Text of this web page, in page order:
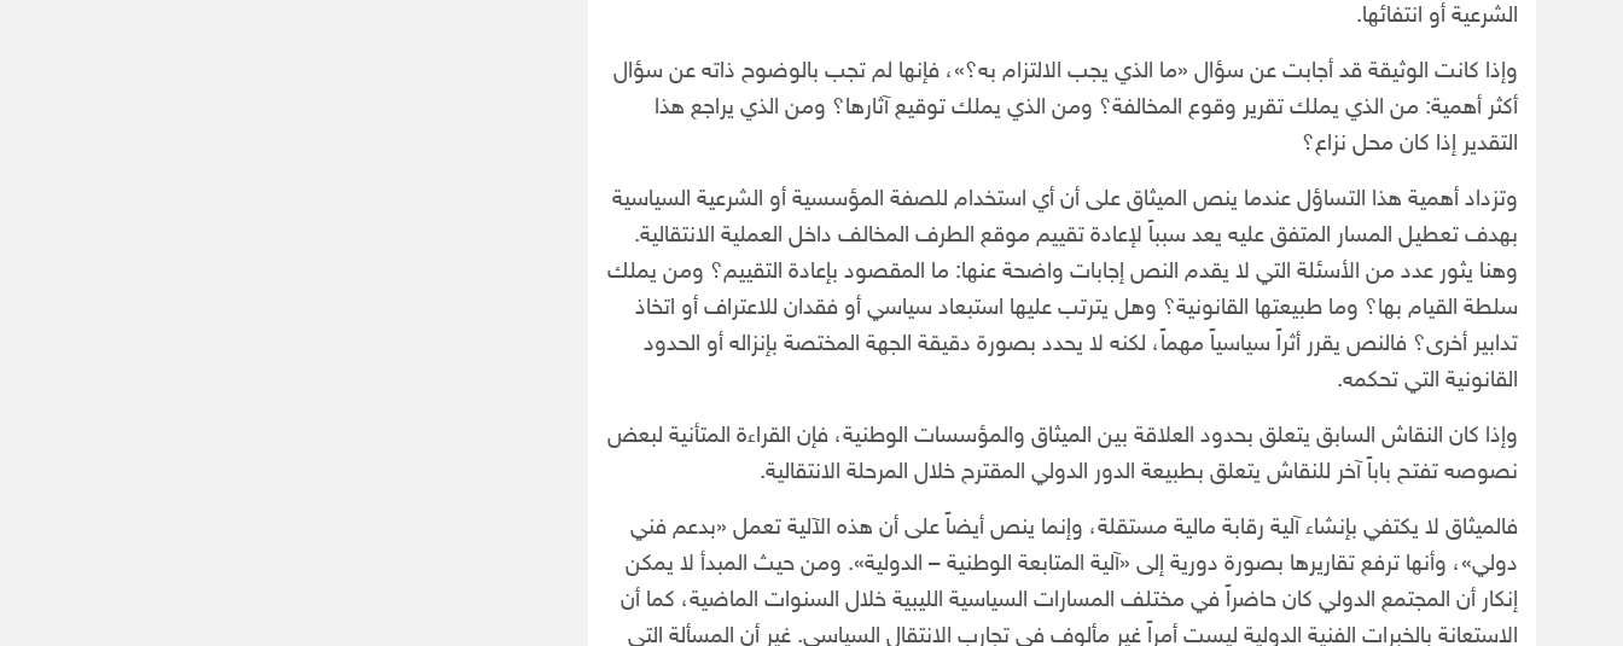
الشرعية أو انتفائها.
وإذا كانت الوثيقة قد أجابت عن سؤال «ما الذي يجب الالتزام به؟»، فإنها لم تجب بالوضوح ذاته عن سؤال
أكثر أهمية: من الذي يملك تقرير وقوع المخالفة؟ ومن الذي يملك توقيع آثارها؟ ومن الذي يراجع هذا
التقدير إذا كان محل نزاع؟
وتزداد أهمية هذا التساؤل عندما ينص الميثاق على أن أي استخدام للصفة المؤسسية أو الشرعية السياسية
بهدف تعطيل المسار المتفق عليه يعد سبباً لإعادة تقييم موقع الطرف المخالف داخل العملية الانتقالية.
وهنا يثور عدد من الأسئلة التي لا يقدم النص إجابات واضحة عنها: ما المقصود بإعادة التقييم؟ ومن يملك
سلطة القيام بها؟ وما طبيعتها القانونية؟ وهل يترتب عليها استبعاد سياسي أو فقدان للاعتراف أو اتخاذ
تدابير أخرى؟ فالنص يقرر أثراً سياسياً مهماً، لكنه لا يحدد بصورة دقيقة الجهة المختصة بإنزاله أو الحدود
القانونية التي تحكمه.
وإذا كان النقاش السابق يتعلق بحدود العلاقة بين الميثاق والمؤسسات الوطنية، فإن القراءة المتأنية لبعض
نصوصه تفتح باباً آخر للنقاش يتعلق بطبيعة الدور الدولي المقترح خلال المرحلة الانتقالية.
فالميثاق لا يكتفي بإنشاء آلية رقابة مالية مستقلة، وإنما ينص أيضاً على أن هذه الآلية تعمل «بدعم فني
دولي»، وأنها ترفع تقاريرها بصورة دورية إلى «آلية المتابعة الوطنية – الدولية». ومن حيث المبدأ لا يمكن
إنكار أن المجتمع الدولي كان حاضراً في مختلف المسارات السياسية الليبية خلال السنوات الماضية، كما أن
الاستعانة بالخبرات الفنية الدولية ليست أمراً غير مألوف في تجارب الانتقال السياسي. غير أن المسألة التي